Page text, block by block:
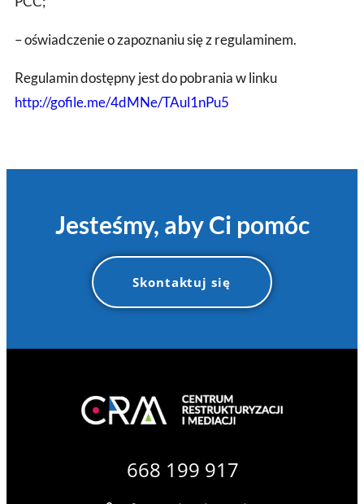
– oświadczenie o zapoznaniu się z regulaminem.
Regulamin dostępny jest do pobrania w linku
http://gofile.me/4dMNe/TAul1nPu5
Jesteśmy, aby Ci pomóc
Skontaktuj się
668 199 917